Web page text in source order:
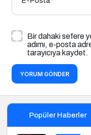
Bir dahaki sefere
adımı, e-posta
tarayıcıya kaydet.
YORUM GÖNDER
Popüler Haberler